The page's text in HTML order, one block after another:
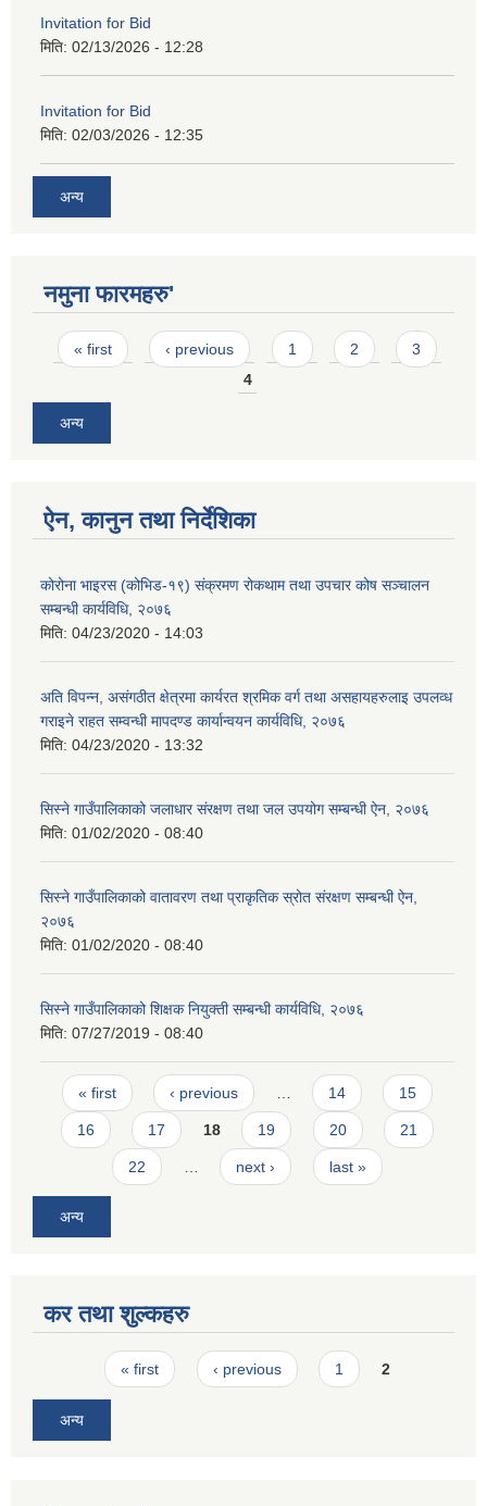
Invitation for Bid
मिति: 02/13/2026 - 12:28
Invitation for Bid
मिति: 02/03/2026 - 12:35
अन्य
नमुना फारमहरु'
Pages
« first ‹ previous 1 2
3
4
अन्य
ऐन, कानुन तथा निर्देशिका
कोरोना भाइरस (कोभिड-१९) संक्रमण रोकथाम तथा उपचार कोष सञ्चालन
सम्बन्धी कार्यविधि, २०७६
मिति: 04/23/2020 - 14:03
अति विपन्न, असंगठीत क्षेत्रमा कार्यरत श्रमिक वर्ग तथा असहायहरुलाइ उपलव्ध
गराइने राहत सम्वन्धी मापदण्ड कार्यान्वयन कार्यविधि, २०७६
मिति: 04/23/2020 - 13:32
सिस्ने गाउँपालिकाको जलाधार संरक्षण तथा जल उपयोग सम्बन्धी ऐन, २०७६
मिति: 01/02/2020 - 08:40
सिस्ने गाउँपालिकाको वातावरण तथा प्राकृतिक स्रोत संरक्षण सम्बन्धी ऐन,
२०७६
मिति: 01/02/2020 - 08:40
सिस्ने गाउँपालिकाको शिक्षक नियुक्ती सम्बन्धी कार्यविधि, २०७६
मिति: 07/27/2019 - 08:40
Pages
« first ‹ previous 14 15
16 17 18 19 20 21
22 next › last »
अन्य
कर तथा शुल्कहरु
Pages« first ‹ previous 1 2
अन्य